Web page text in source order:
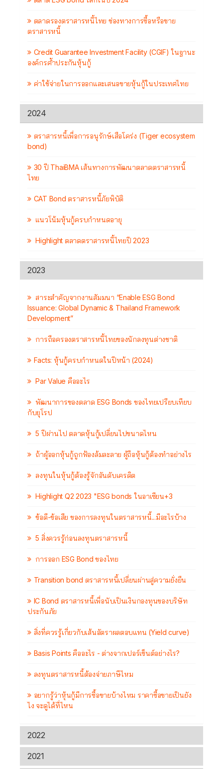
ตลาดรองตราสารหนี้ไทย ช่องทางการซื้อหรือขาย
ตราสารหนี้
Credit Guarantee Investment Facility (CGIF) ในฐานะ
องค์กรค้ำประกันหุ้นกู้
ค่าใช้จ่ายในการออกและเสนอขายหุ้นกู้ในประเทศไทย
2024
ตราสารหนี้เพื่อการอนุรักษ์เสือโคร่ง (Tiger ecosystem
bond)
30 ปี ThaiBMA เส้นทางการพัฒนาตลาดตราสารหนี้
ไทย
CAT Bond ตราสารหนี้ภัยพิบัติ
แนวโน้มหุ้นกู้ครบกำหนดอายุ
Highlight ตลาดตราสารหนี้ไทยปี 2023
2023
สาระสำคัญจากงานสัมมนา “Enable ESG Bond
Issuance: Global Dynamic & Thailand Framework
Development”
การถือครองตราสารหนี้ไทยของนักลงทุนต่างชาติ
Facts: หุ้นกู้ครบกำหนดในปีหน้า (2024)
Par Value คืออะไร
พัฒนาการของตลาด ESG Bonds ของไทยเปรียบเทียบ
กับยุโรป
5 ปีผ่านไป ตลาดหุ้นกู้เปลี่ยนไปขนาดไหน
ถ้าผู้ออกหุ้นกู้ถูกฟ้องล้มละลาย ผู้ถือหุ้นกู้ต้องทำอย่างไร
ลงทุนในหุ้นกู้ต้องรู้จักอันดับเครดิต
Highlight Q2 2023 "ESG bonds ในอาเซียน+3
ข้อดี-ข้อเสีย ของการลงทุนในตราสารหนี้...มีอะไรบ้าง
5 สิ่งควรรู้ก่อนลงทุนตราสารหนี้
การออก ESG Bond ของไทย
Transition bond ตราสารหนี้เปลี่ยนผ่านสู่ความยั่งยืน
IC Bond ตราสารหนี้เพื่อนับเป็นเงินกองทุนของบริษัท
ประกันภัย
สิ่งที่ควรรู้เกี่ยวกับเส้นอัตราผลตอบแทน (Yield curve)
Basis Points คืออะไร - ต่างจากเปอร์เซ็นต์อย่างไร?
ลงทุนตราสารหนี้ต้องจ่ายภาษีไหม
อยากรู้ว่าหุ้นกู้มีการซื้อขายบ้างไหม ราคาซื้อขายเป็นยัง
ไง จะดูได้ที่ไหน
2022
2021